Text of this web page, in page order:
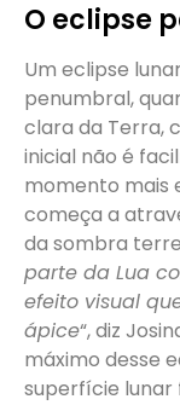
O eclipse
Um eclipse
penumbral,
clara da Terra,
inicial não é
momento mais
começa a
da sombra
parte da Lua
efeito visual
ápice“, diz
máximo desse
superfície lunar